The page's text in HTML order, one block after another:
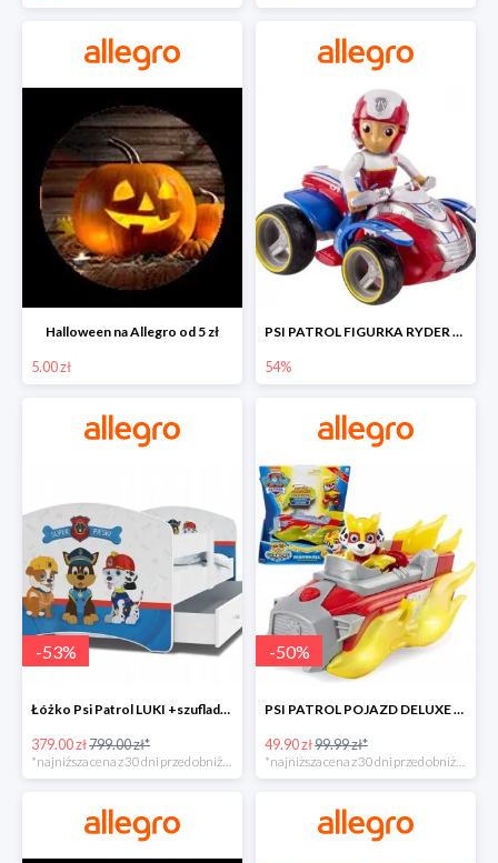
Halloween na Allegro od 5 zł
5.00 zł
PSI PATROL FIGURKA RYDER + QUAD POJAZD RATUNKOWY -54%
54%
-53%
Łóżko Psi Patrol LUKI +szuflada+materac+grafika -52%
379.00 zł799.00 zł*
-50%
PSI PATROL POJAZD DELUXE FIGURKA MARSHALL MIGHTY -50%
49.90 zł99.99 zł*